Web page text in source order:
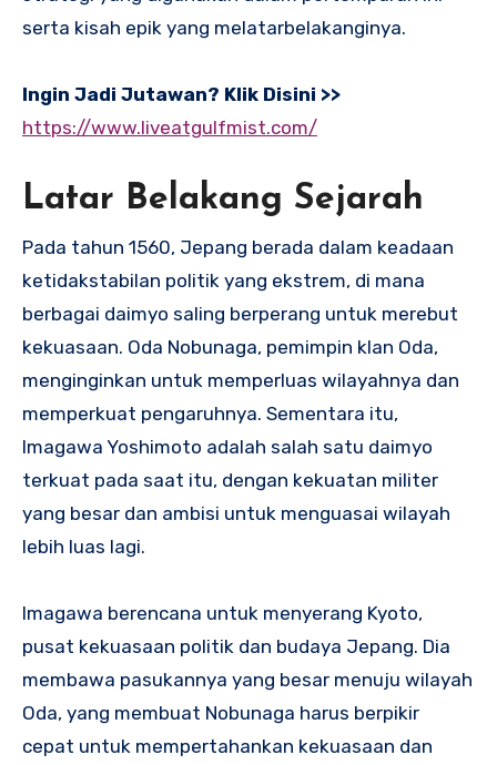
serta kisah epik yang melatarbelakanginya.
Ingin Jadi Jutawan? Klik Disini >>
https://www.liveatgulfmist.com/
Latar Belakang Sejarah
Pada tahun 1560, Jepang berada dalam keadaan
ketidakstabilan politik yang ekstrem, di mana
berbagai daimyo saling berperang untuk merebut
kekuasaan. Oda Nobunaga, pemimpin klan Oda,
menginginkan untuk memperluas wilayahnya dan
memperkuat pengaruhnya. Sementara itu,
Imagawa Yoshimoto adalah salah satu daimyo
terkuat pada saat itu, dengan kekuatan militer
yang besar dan ambisi untuk menguasai wilayah
lebih luas lagi.
Imagawa berencana untuk menyerang Kyoto,
pusat kekuasaan politik dan budaya Jepang. Dia
membawa pasukannya yang besar menuju wilayah
Oda, yang membuat Nobunaga harus berpikir
cepat untuk mempertahankan kekuasaan dan